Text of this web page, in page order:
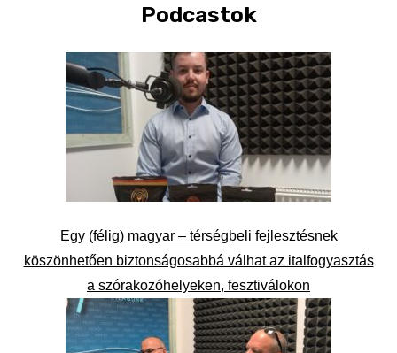
Podcastok
Egy (félig) magyar – térségbeli fejlesztésnek
köszönhetően biztonságosabbá válhat az italfogyasztás
a szórakozóhelyeken, fesztiválokon